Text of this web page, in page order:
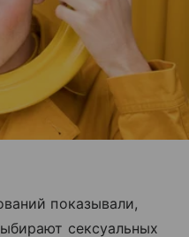
показывали,
сексуальных